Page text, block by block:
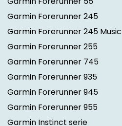
Garmin Forerunner 245
Garmin Forerunner 245 Music
Garmin Forerunner 255
Garmin Forerunner 745
Garmin Forerunner 935
Garmin Forerunner 945
Garmin Forerunner 955
Garmin Instinct serie